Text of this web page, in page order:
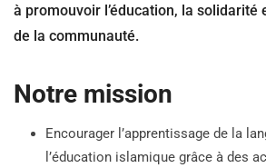
à promouvoir l’éducation, la solidarité
de la communauté.
Notre mission
Encourager l’apprentissage de la
l’éducation islamique grâce à des